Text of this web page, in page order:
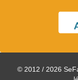
© 2012 / 2026